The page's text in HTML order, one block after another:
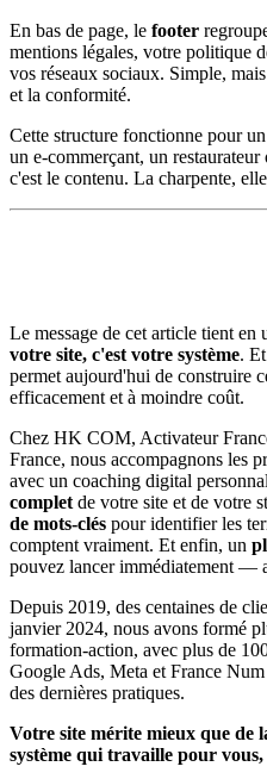
En bas de page, le footer
mentions légales, votre politique
vos réseaux sociaux. Simple,
et la conformité.
Cette structure fonctionne pour
un e-commerçant, un
c'est le contenu. La charpente,
Le message de cet article tient en
votre site, c'est votre système.
permet aujourd'hui de construire
efficacement et à moindre coût.
Chez HK COM, Activateur
France, nous accompagnons les
avec un coaching digital
complet de votre site et de votre
de mots-clés pour identifier les
comptent vraiment. Et enfin, un
pouvez lancer immédiatement —
Depuis 2019, des centaines de
janvier 2024, nous avons formé
formation-action, avec plus de
Google Ads, Meta et France
des dernières pratiques.
Votre site mérite mieux que de
système qui travaille pour